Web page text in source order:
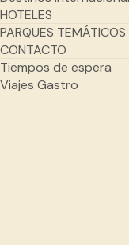
HOTELES
PARQUES TEMÁTICOS
CONTACTO
Tiempos de espera
Viajes Gastro